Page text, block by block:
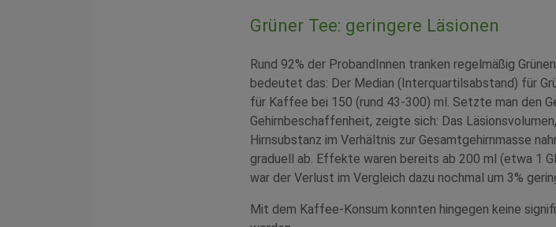
Grüner Tee: geringere Läsionen
Rund 92% der ProbandInnen tranken regelmäßig
bedeutet das: Der Median (Interquartilsabstand) für
für Kaffee bei 150 (rund 43-300) ml. Setzte man den
Gehirnbeschaffenheit, zeigte sich: Das
Hirnsubstanz im Verhältnis zur Gesamtgehirnmasse
graduell ab. Effekte waren bereits ab 200 ml (etwa 1
war der Verlust im Vergleich dazu nochmal um 3%
Mit dem Kaffee-Konsum konnten hingegen keine